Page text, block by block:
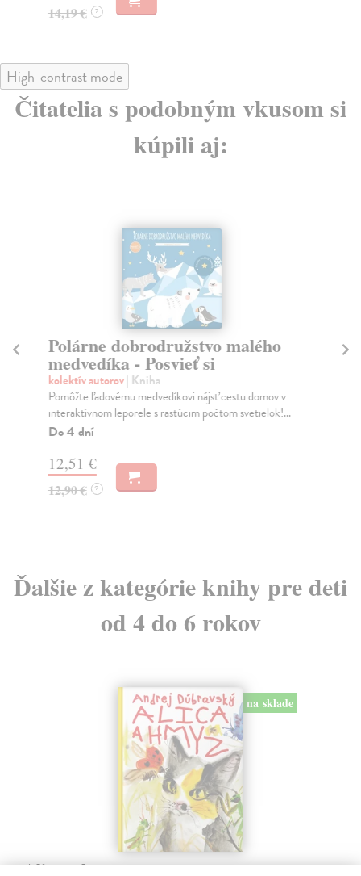
14,19 € ?
High-contrast mode
Čitatelia s podobným vkusom si
kúpili aj:
Polárne dobrodružstvo malého
medvedíka - Posvieť si
kolektív autorov| Kniha
Pomôžte ľadovému medvedíkovi nájsť cestu domov v
interaktívnom leporele s rastúcim počtom svetielok!...
Do 4 dní
12,51 €
12,90 € ?
Ďalšie z kategórie knihy pre deti
od 4 do 6 rokov
na sklade
Alica a hmyz